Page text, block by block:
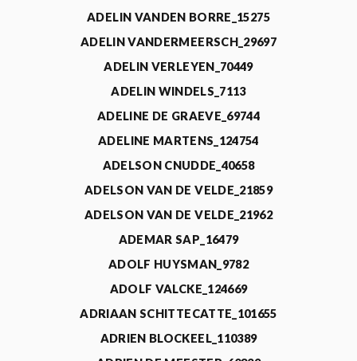
ADELIN VANDEN BORRE_15275
ADELIN VANDERMEERSCH_29697
ADELIN VERLEYEN_70449
ADELIN WINDELS_7113
ADELINE DE GRAEVE_69744
ADELINE MARTENS_124754
ADELSON CNUDDE_40658
ADELSON VAN DE VELDE_21859
ADELSON VAN DE VELDE_21962
ADEMAR SAP_16479
ADOLF HUYSMAN_9782
ADOLF VALCKE_124669
ADRIAAN SCHITTECATTE_101655
ADRIEN BLOCKEEL_110389